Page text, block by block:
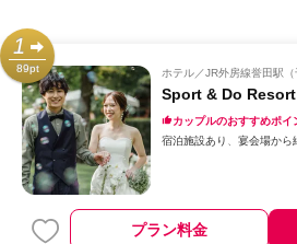
1
89pt ホテル JR外房線誉田駅（
Sport & Do Resort
カップルのおすすめポイ
宿泊施設あり
宴会場から
プラン料金